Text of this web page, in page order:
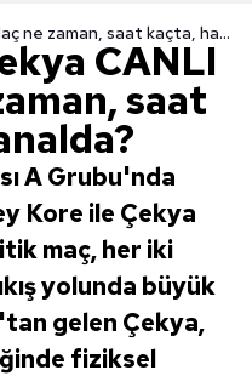
Güney Kore-Çekya CANLI İZLE | Maç ne zaman, saat kaçta, hangi kanalda?
CANLI
saat
A Grubu'nda
Kore ile Çekya
maç, her iki
yolunda büyük
gelen Çekya,
fiziksel